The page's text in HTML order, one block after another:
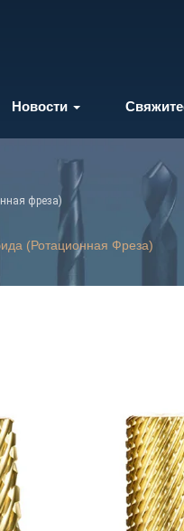
Новости
фреза)
(ротационная Фреза)